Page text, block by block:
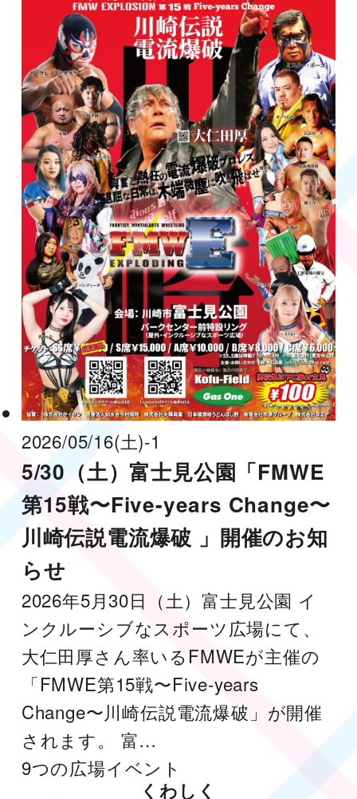
2026/05/16(土)-1
5/30（土）富士見公園「FMWE
第15戦〜Five-years Change〜
川崎伝説電流爆破 」開催のお知
らせ
2026年5月30日（土）富士見公園 イ
ンクルーシブなスポーツ広場にて、
大仁田厚さん率いるFMWEが主催の
「FMWE第15戦〜Five-years
Change〜川崎伝説電流爆破」が開催
されます。 富…
9つの広場イベント
くわしく